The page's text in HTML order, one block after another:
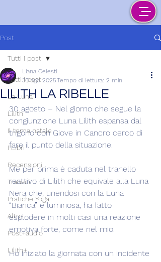
Post
Tutti i post
La Luna
Lilith
Il tema natale
I Libri
Recensioni
Transiti
Pratiche Yoga
Altro
Post+audio
Lilith+
Tutti i post
LILITH LA RIBELLE
Liana Celesti
30 ago 2025Tempo di lettura: 2 min
30 agosto – Nel giorno che segue la
congiunzione Luna Lilith espansa dal
trigono con Giove in Cancro cerco di
fare il punto della situazione.
Me per prima è caduta nel tranello
reattivo di Lilith che equivale alla Luna
Nera che, unendosi con la Luna
“Bianca” e luminosa, ha fatto
esplodere in molti casi una reazione
emotiva forte, come nel mio.
Ho iniziato la giornata con un incidente